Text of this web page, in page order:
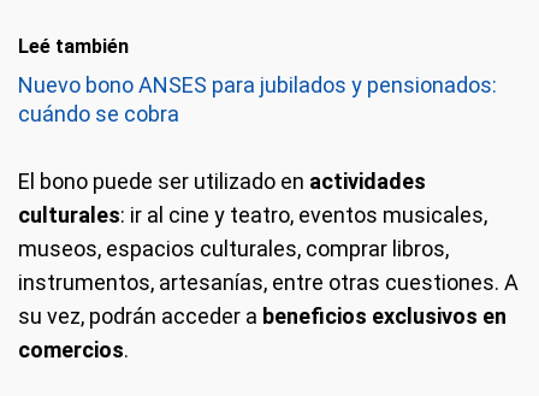
Leé también
Nuevo bono ANSES para jubilados y pensionados:
cuándo se cobra
El bono puede ser utilizado en actividades
culturales: ir al cine y teatro, eventos musicales,
museos, espacios culturales, comprar libros,
instrumentos, artesanías, entre otras cuestiones. A
su vez, podrán acceder a beneficios exclusivos en
comercios.